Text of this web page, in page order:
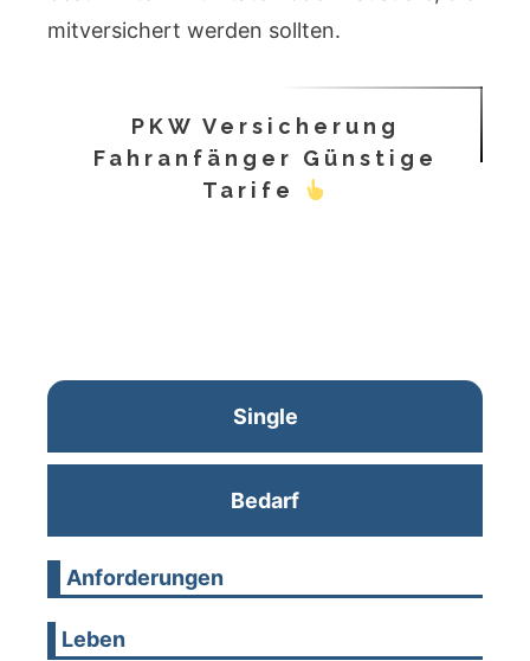
mitversichert werden sollten.
PKW Versicherung
Fahranfänger Günstige
Tarife
Single
Bedarf
Anforderungen
Leben